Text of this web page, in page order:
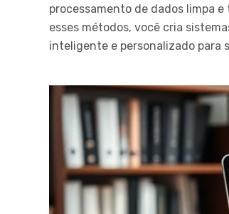
processamento de dados limpa
esses métodos, você cria
inteligente e personalizado para